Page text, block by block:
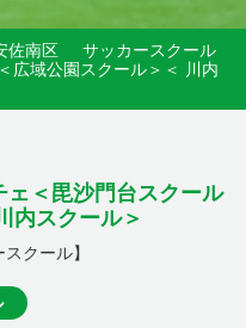
佐南区
サッカースクール
広域公園スクール＞＜ 川内
＜毘沙門台スクール
内スクール＞
クール】